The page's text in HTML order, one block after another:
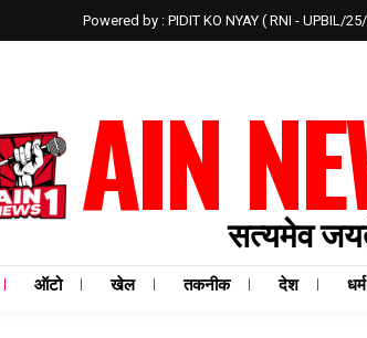
Powered by : PIDIT KO NYAY ( RNI - UPBIL/
AIN
सत्यमेव
ऑटो खेल तकनीक देश धर्म